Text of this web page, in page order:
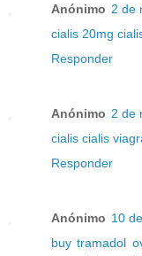
Anónimo 2 de
cialis 20mg
Responder
Anónimo 2 de
cialis cialis
Responder
Anónimo 10
buy tramadol